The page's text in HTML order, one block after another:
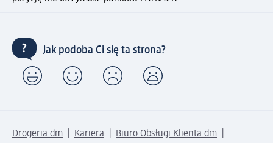
Jak podoba Ci się ta strona?
Drogeria dm Kariera
Biuro Obsługi Klienta dm